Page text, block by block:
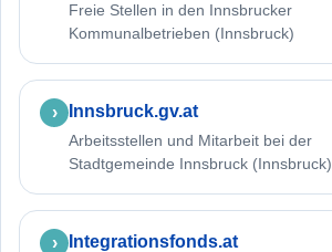
Freie Stellen in den Innsbrucker
Kommunalbetrieben (Innsbruck)
Innsbruck.gv.at
Arbeitsstellen und Mitarbeit bei der
Stadtgemeinde Innsbruck (Innsbruck)
Integrationsfonds.at